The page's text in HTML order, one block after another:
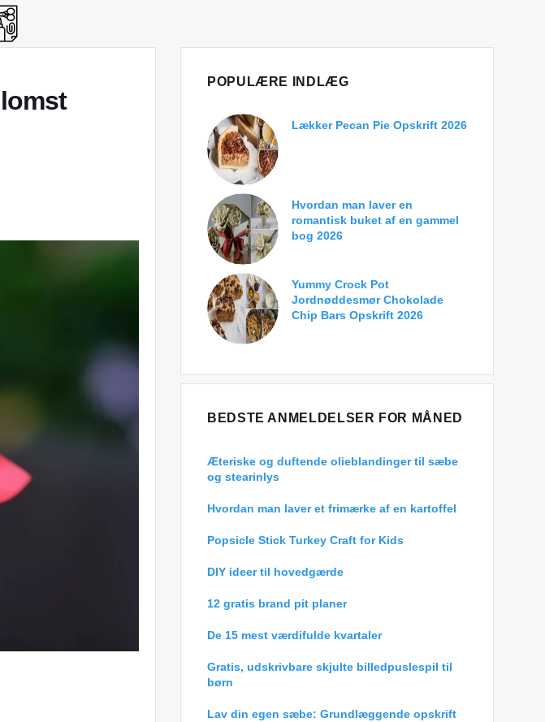
POPULÆRE INDLÆG
Lækker Pecan Pie Opskrift 2026
Hvordan man laver en
romantisk buket af en gammel
bog 2026
Yummy Crock Pot
Jordnøddesmør Chokolade
Chip Bars Opskrift 2026
BEDSTE ANMELDELSER FOR MÅNED
Æteriske og duftende olieblandinger til sæbe
og stearinlys
Hvordan man laver et frimærke af en kartoffel
Popsicle Stick Turkey Craft for Kids
DIY ideer til hovedgærde
12 gratis brand pit planer
De 15 mest værdifulde kvartaler
Gratis, udskrivbare skjulte billedpuslespil til
børn
Lav din egen sæbe: Grundlæggende opskrift